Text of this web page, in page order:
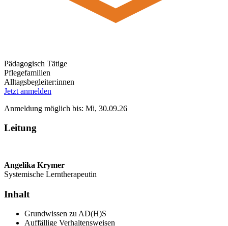
Pädagogisch Tätige
Pflegefamilien
Alltagsbegleiter:innen
Jetzt anmelden
Anmeldung möglich bis: Mi, 30.09.26
Leitung
Angelika Krymer
Systemische Lerntherapeutin
Inhalt
Grundwissen zu AD(H)S
Auffällige Verhaltensweisen